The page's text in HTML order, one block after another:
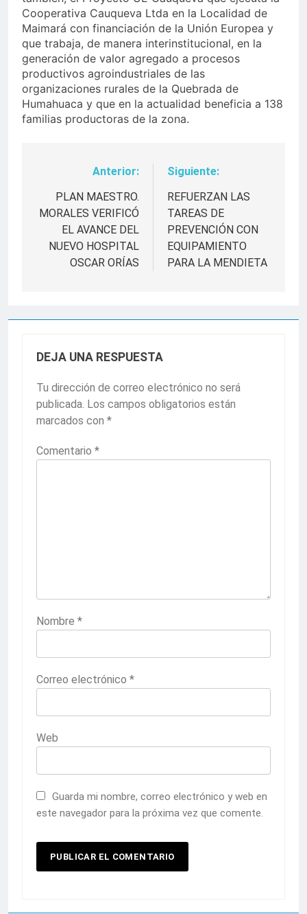
Cooperativa Cauqueva Ltda en la Localidad de
Maimará con financiación de la Unión Europea y
que trabaja, de manera interinstitucional, en la
generación de valor agregado a procesos
productivos agroindustriales de las
organizaciones rurales de la Quebrada de
Humahuaca y que en la actualidad beneficia a 138
familias productoras de la zona.
Navegación
entradas
Anterior:
PLAN MAESTRO.
MORALES VERIFICÓ
EL AVANCE DEL
NUEVO HOSPITAL
OSCAR ORÍAS
Siguiente:
REFUERZAN LAS
TAREAS DE
PREVENCIÓN CON
EQUIPAMIENTO
PARA LA MENDIETA
DEJA UNA RESPUESTA
Tu dirección de correo electrónico no será
publicada. Los campos obligatorios están
marcados con *
Comentario *
Nombre *
Correo electrónico *
Web
Guarda mi nombre, correo electrónico y web en
este navegador para la próxima vez que comente.